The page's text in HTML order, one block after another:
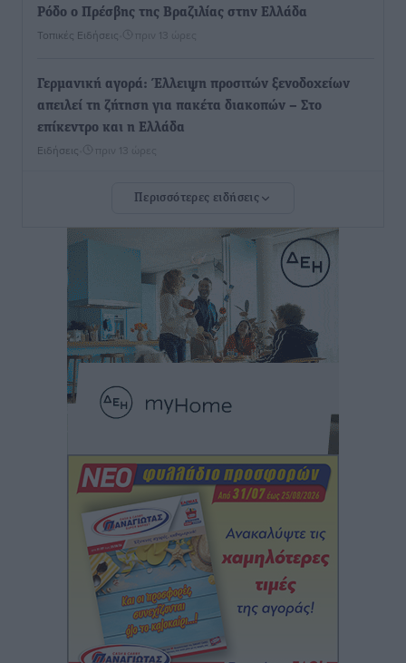
Ρόδο ο Πρέσβης της Βραζιλίας στην Ελλάδα
Τοπικές Ειδήσεις πριν 13 ώρες
Γερμανική αγορά: Έλλειψη προσιτών ξενοδοχείων
απειλεί τη ζήτηση για πακέτα διακοπών – Στο
επίκεντρο και η Ελλάδα
Ειδήσεις πριν 13 ώρες
Νέο ξενοδοχείο στη Ρόδο για την H Hotels –
στην Κω
Τοπικές Ειδήσεις πριν 13 ώρες
Αυτοκίνητο μπήκε παράνομα σε μονόδρομο στο
Μαστιχάρι – Αναποδογύρισε όχημα με μητέρα και
5χρονο παιδί
Τοπικές Ειδήσεις
“Η Ευρώπη αντιμετώπιζε το προσφυγικό σαν ταινία
τρόμου” – Η συγκλονιστική μαρτυρία της Χαρούλας
Γιασιράνη στον RV για τα γεγονότα που οδήγησαν στο
Σύμφωνο της Λέρου
Τοπικές Ειδήσεις• πριν 13 ώρες
Συναυλία με τον Γιάννη Κότσιρα στις 21 Αυγούστου
• πριν 13 ώρες
Έκτακτη συνεδρίαση της Δημοτικής Επιτροπής Ρόδου
Περισσότερες ειδήσεις